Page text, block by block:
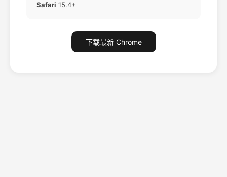
Safari 15.4+
下载最新 Chrome